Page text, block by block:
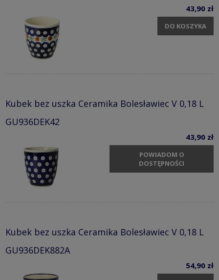
43,90 zł
DO KOSZYKA
Kubek bez uszka Ceramika Bolesławiec V 0,18 L
GU936DEK42
43,90 zł
POWIADOM O
DOSTĘPNOŚCI
Kubek bez uszka Ceramika Bolesławiec V 0,18 L
GU936DEK882A
54,90 zł